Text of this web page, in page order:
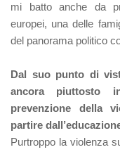
mi batto anche da
europei, una delle
del panorama politico
Dal suo punto di
ancora piuttosto
prevenzione della
partire
Purtroppo la violenza